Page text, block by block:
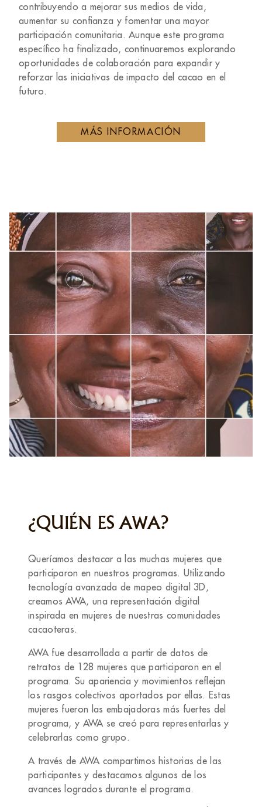
contribuyendo a mejorar sus medios de vida,
aumentar su confianza y fomentar una mayor
participación comunitaria. Aunque este programa
específico ha finalizado, continuaremos explorando
oportunidades de colaboración para expandir y
reforzar las iniciativas de impacto del cacao en el
futuro.
MÁS INFORMACIÓN
¿QUIÉN ES AWA?
Queríamos destacar a las muchas mujeres que
participaron en nuestros programas. Utilizando
tecnología avanzada de mapeo digital 3D,
creamos AWA, una representación digital
inspirada en mujeres de nuestras comunidades
cacaoteras.
AWA fue desarrollada a partir de datos de
retratos de 128 mujeres que participaron en el
programa. Su apariencia y movimientos reflejan
los rasgos colectivos aportados por ellas. Estas
mujeres fueron las embajadoras más fuertes del
programa, y AWA se creó para representarlas y
celebrarlas como grupo.
A través de AWA compartimos historias de las
participantes y destacamos algunos de los
avances logrados durante el programa.